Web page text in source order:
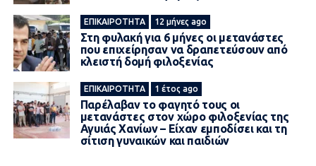
ΕΠΙΚΑΙΡΌΤΗΤΑ 12 μήνες ago
Στη φυλακή για 6 μήνες οι μετανάστες
που επιχείρησαν να δραπετεύσουν από
κλειστή δομή φιλοξενίας
ΕΠΙΚΑΙΡΌΤΗΤΑ 1 έτος ago
Παρέλαβαν το φαγητό τους οι
μετανάστες στον χώρο φιλοξενίας της
Αγυιάς Χανίων – Είχαν εμποδίσει και τη
σίτιση γυναικών και παιδιών